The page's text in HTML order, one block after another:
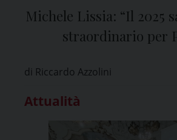
Michele Lissia: “Il 2025
straordinario per
di Riccardo Azzolini
Attualità